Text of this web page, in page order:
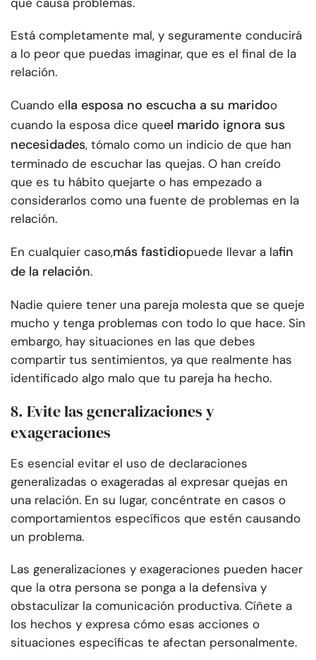
Está completamente mal, y seguramente conducirá
a lo peor que puedas imaginar, que es el final de la
relación.
Cuando ella esposa no escucha a su maridoo
cuando la esposa dice queel marido ignora sus
necesidades, tómalo como un indicio de que han
terminado de escuchar las quejas. O han creído
que es tu hábito quejarte o has empezado a
considerarlos como una fuente de problemas en la
relación.
En cualquier caso,más fastidiopuede llevar a lafin
de la relación.
Nadie quiere tener una pareja molesta que se queje
mucho y tenga problemas con todo lo que hace. Sin
embargo, hay situaciones en las que debes
compartir tus sentimientos, ya que realmente has
identificado algo malo que tu pareja ha hecho.
8. Evite las generalizaciones y
exageraciones
Es esencial evitar el uso de declaraciones
generalizadas o exageradas al expresar quejas en
una relación. En su lugar, concéntrate en casos o
comportamientos específicos que estén causando
un problema.
Las generalizaciones y exageraciones pueden hacer
que la otra persona se ponga a la defensiva y
obstaculizar la comunicación productiva. Cíñete a
los hechos y expresa cómo esas acciones o
situaciones específicas te afectan personalmente.